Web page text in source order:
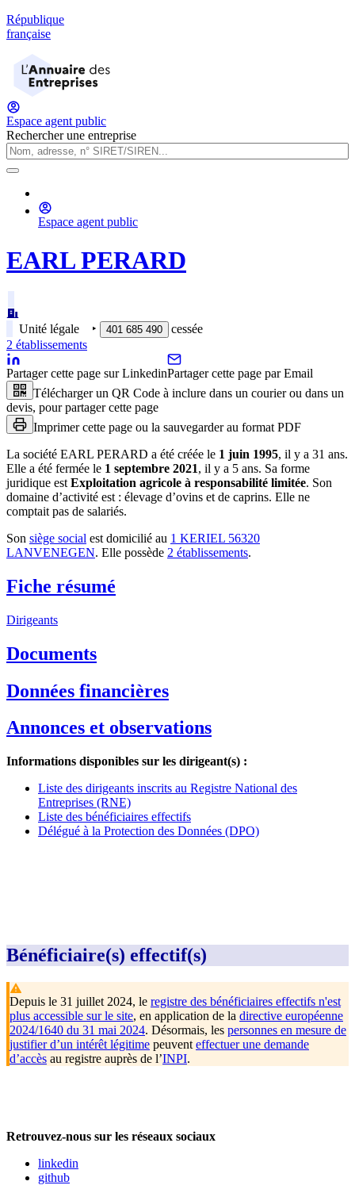
République
française
Espace agent public
Rechercher une entreprise
Espace agent public
EARL PERARD
Unité légale ‣ 401 685 490
cessée
2 établissements
Partager cette page sur LinkedinPartager cette page par Email
Télécharger un QR Code à inclure dans un courier ou dans un
devis, pour partager cette page
Imprimer cette page ou la sauvegarder au format PDF
La société EARL PERARD a été créée le 1 juin 1995, il y a 31 ans.
Elle a été fermée le 1 septembre 2021, il y a 5 ans. Sa forme
juridique est Exploitation agricole à responsabilité limitée. Son
domaine d’activité est : élevage d’ovins et de caprins. Elle ne
comptait pas de salariés.
Son siège social est domicilié au 1 KERIEL 56320
LANVENEGEN. Elle possède 2 établissements.
Fiche résumé
Dirigeants
Documents
Données financières
Annonces et observations
Informations disponibles sur les dirigeant(s) :
Liste des dirigeants inscrits au Registre National des
Entreprises (RNE)
Liste des bénéficiaires effectifs
Délégué à la Protection des Données (DPO)
Bénéficiaire(s) effectif(s)
Depuis le 31 juillet 2024, le registre des bénéficiaires effectifs n'est
plus accessible sur le site, en application de la directive européenne
2024/1640 du 31 mai 2024. Désormais, les personnes en mesure de
justifier d’un intérêt légitime peuvent effectuer une demande
d’accès au registre auprès de l’INPI.
Retrouvez-nous sur les réseaux sociaux
linkedin
github